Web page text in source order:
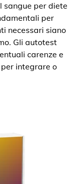
sangue per diete
per
necessari siano
Gli autotest
carenze e
integrare o